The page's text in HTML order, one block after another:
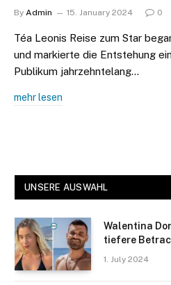
By Admin 15. January 2024 0
Téa Leonis Reise zum Star
und markierte die Entstehung
Publikum jahrzehntelang…
mehr lesen
UNSERE AUSWAHL
Walentina
tiefere
1. July 2024